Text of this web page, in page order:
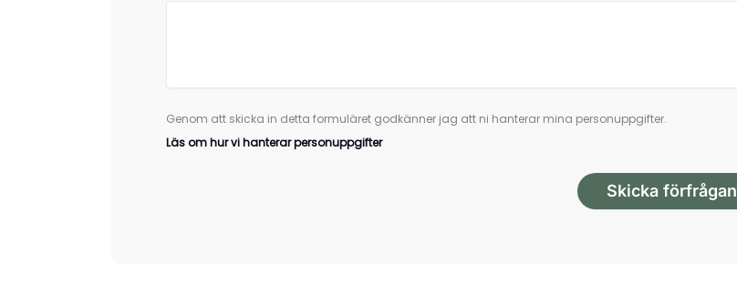
Genom att skicka in detta formuläret godkänner jag att ni hanterar mina personuppgifter.
Läs om hur vi hanterar personuppgifter
Skicka förfrågan